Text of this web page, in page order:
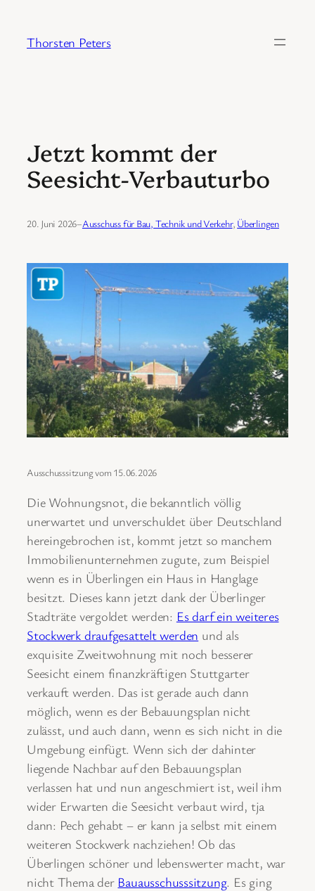
springen
Thorsten Peters
Jetzt kommt der
Seesicht-Verbauturbo
20. Juni 2026–Ausschuss für Bau, Technik und Verkehr, Überlingen
Ausschusssitzung vom 15.06.2026
Die Wohnungsnot, die bekanntlich völlig
unerwartet und unverschuldet über Deutschland
hereingebrochen ist, kommt jetzt so manchem
Immobilienunternehmen zugute, zum Beispiel
wenn es in Überlingen ein Haus in Hanglage
besitzt. Dieses kann jetzt dank der Überlinger
Stadträte vergoldet werden: Es darf ein weiteres
Stockwerk draufgesattelt werden und als
exquisite Zweitwohnung mit noch besserer
Seesicht einem finanzkräftigen Stuttgarter
verkauft werden. Das ist gerade auch dann
möglich, wenn es der Bebauungsplan nicht
zulässt, und auch dann, wenn es sich nicht in die
Umgebung einfügt. Wenn sich der dahinter
liegende Nachbar auf den Bebauungsplan
verlassen hat und nun angeschmiert ist, weil ihm
wider Erwarten die Seesicht verbaut wird, tja
dann: Pech gehabt – er kann ja selbst mit einem
weiteren Stockwerk nachziehen! Ob das
Überlingen schöner und lebenswerter macht, war
nicht Thema der Bauausschusssitzung. Es ging